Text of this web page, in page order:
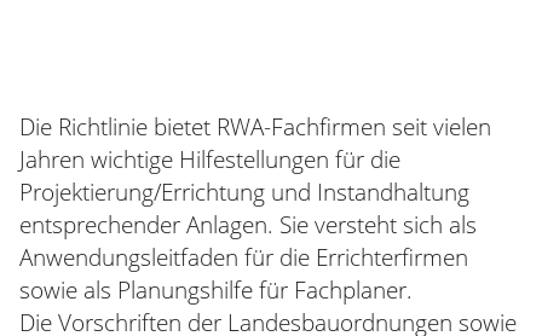
Die Richtlinie bietet RWA-Fachfirmen seit vielen
Jahren wichtige Hilfestellungen für die
Projektierung/Errichtung und Instandhaltung
entsprechender Anlagen. Sie versteht sich als
Anwendungsleitfaden für die Errichterfirmen
sowie als Planungshilfe für Fachplaner.
Die Vorschriften der Landesbauordnungen sowie